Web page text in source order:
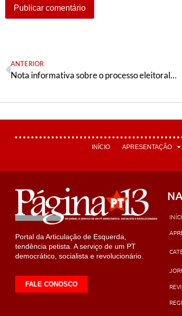
ANTERIOR
Nota informativa sobre o processo eleitoral do ANDES-SN
INÍCIO APRESENTAÇÃO
Portal da Articulação de Esquerda,
tendência petista. A serviço de um PT
democrático, socialista e revolucionário.
FALE CONOSCO